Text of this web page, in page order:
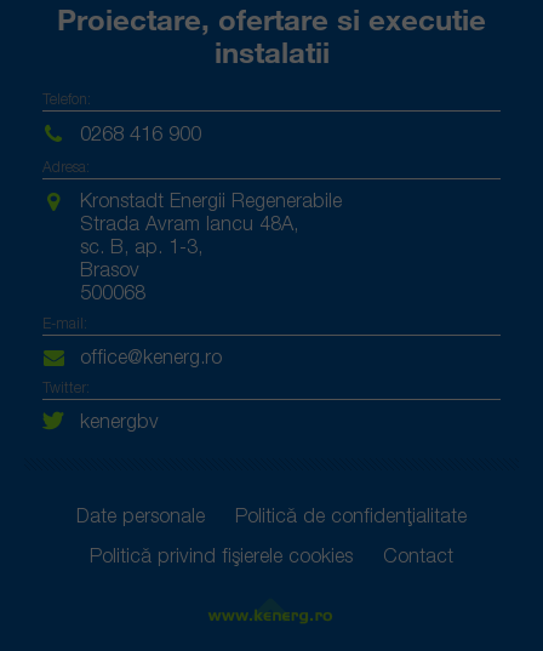
Proiectare, ofertare si executie
instalatii
Telefon:
0268 416 900
Adresa:
Kronstadt Energii Regenerabile
Strada Avram Iancu 48A,
sc. B, ap. 1-3,
Brasov
500068
E-mail:
office@kenerg.ro
Twitter:
kenergbv
Date personale
Politică de confidențialitate
Politică privind fișierele cookies
Contact